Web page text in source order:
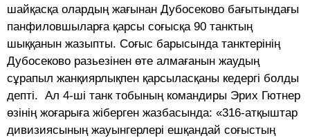
шайқасқа олардың жағынан Дубосеково бағытындағы
панфиловшыларға қарсы соғысқа 90 танктың
шыққанын жазыпты. Соғыс барысында танктерінің
Дубосеково разьезінен өте алмағанын жаудың
сұрапыл жанқиярлықпен қарсыласқаны кедергі болды
депті. Ал 4-ші танк тобының командиры Эрих Гютнер
өзінің жоғарыға жіберген жазбасында: «316-атқыштар
дивизиясының жауынгерлері ешқандай соғыстың